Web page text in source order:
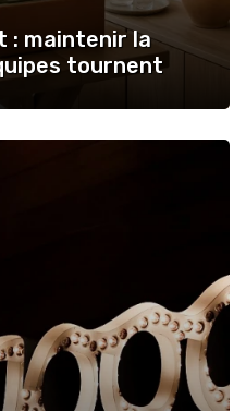
: maintenir la
tournent